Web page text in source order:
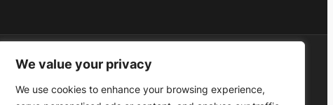
We value your privacy
We use cookies to enhance your browsing experience,